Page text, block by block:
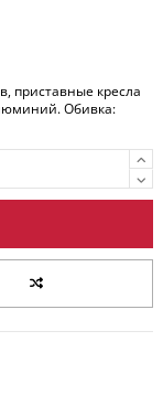
приставные кресла
Обивка: